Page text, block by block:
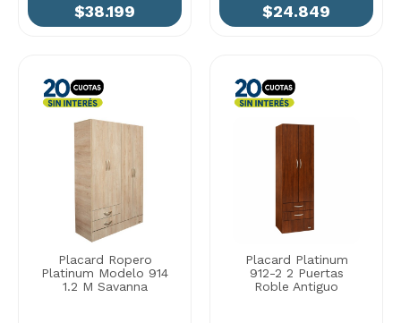
$38.199 $24.849
Placard Ropero
Platinum Modelo 914
1.2 M Savanna
Placard Platinum
912-2 2 Puertas
Roble Antiguo